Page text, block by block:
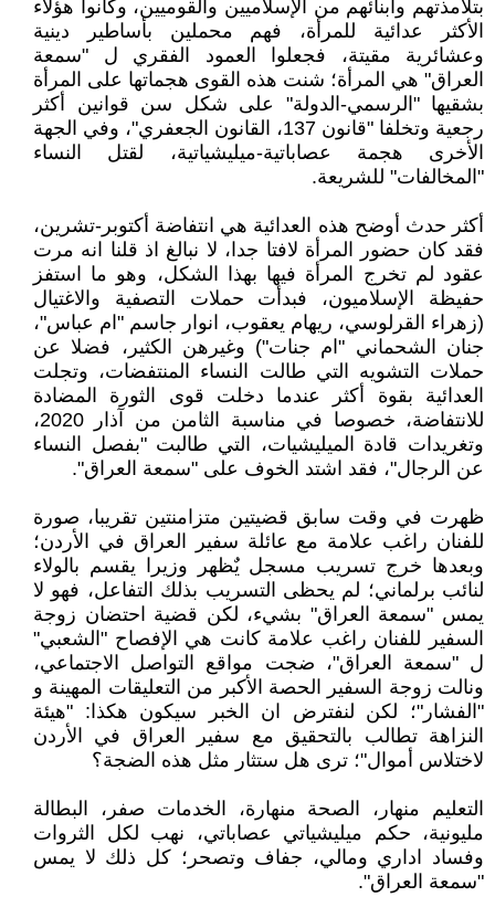
بتلامذتهم وابنائهم من الإسلاميين والقوميين، وكانوا هؤلاء
الأكثر عدائية للمرأة، فهم محملين بأساطير دينية
وعشائرية مقيتة، فجعلوا العمود الفقري ل "سمعة
العراق" هي المرأة؛ شنت هذه القوى هجماتها على المرأة
بشقيها "الرسمي-الدولة" على شكل سن قوانين أكثر
رجعية وتخلفا "قانون 137، القانون الجعفري"، وفي الجهة
الأخرى هجمة عصاباتية-ميليشياتية، لقتل النساء
"المخالفات" للشريعة.
أكثر حدث أوضح هذه العدائية هي انتفاضة أكتوبر-تشرين،
فقد كان حضور المرأة لافتا جدا، لا نبالغ اذ قلنا انه مرت
عقود لم تخرج المرأة فيها بهذا الشكل، وهو ما استفز
حفيظة الإسلاميون، فبدأت حملات التصفية والاغتيال
(زهراء القرلوسي، ريهام يعقوب، انوار جاسم "ام عباس"،
جنان الشحماني "ام جنات") وغيرهن الكثير، فضلا عن
حملات التشويه التي طالت النساء المنتفضات، وتجلت
العدائية بقوة أكثر عندما دخلت قوى الثورة المضادة
للانتفاضة، خصوصا في مناسبة الثامن من آذار 2020،
وتغريدات قادة الميليشيات، التي طالبت "بفصل النساء
عن الرجال"، فقد اشتد الخوف على "سمعة العراق".
ظهرت في وقت سابق قضيتين متزامنتين تقريبا، صورة
للفنان راغب علامة مع عائلة سفير العراق في الأردن؛
وبعدها خرج تسريب مسجل يٌظهر وزيرا يقسم بالولاء
لنائب برلماني؛ لم يحظى التسريب بذلك التفاعل، فهو لا
يمس "سمعة العراق" بشيء، لكن قضية احتضان زوجة
السفير للفنان راغب علامة كانت هي الإفصاح "الشعبي"
ل "سمعة العراق"، ضجت مواقع التواصل الاجتماعي،
ونالت زوجة السفير الحصة الأكبر من التعليقات المهينة و
"الفشار"؛ لكن لنفترض ان الخبر سيكون هكذا: "هيئة
النزاهة تطالب بالتحقيق مع سفير العراق في الأردن
لاختلاس أموال"؛ ترى هل ستثار مثل هذه الضجة؟
التعليم منهار، الصحة منهارة، الخدمات صفر، البطالة
مليونية، حكم ميليشياتي عصاباتي، نهب لكل الثروات
وفساد اداري ومالي، جفاف وتصحر؛ كل ذلك لا يمس
"سمعة العراق".